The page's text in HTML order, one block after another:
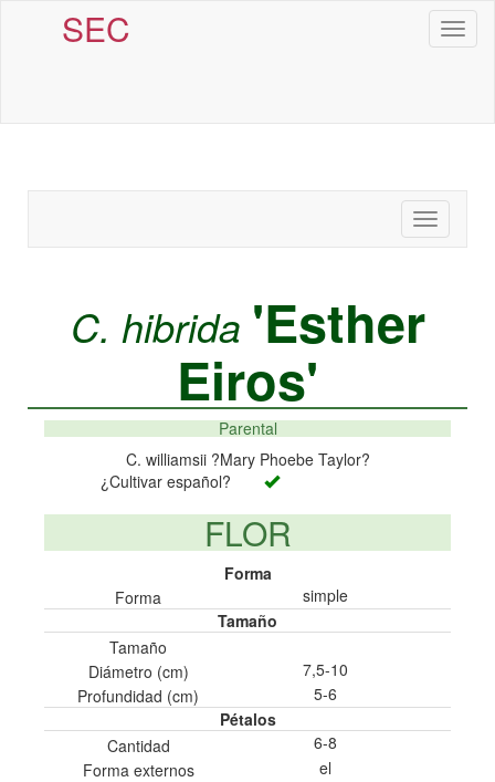
SEC
Toggle
navigation
C. hibrida 'Esther
Eiros'
Parental
C. williamsii ?Mary Phoebe Taylor?
¿Cultivar español?
FLOR
Forma
Forma
simple
Tamaño
Tamaño
Diámetro (cm)
7,5-10
Profundidad (cm)
5-6
Pétalos
Cantidad
6-8
Forma externos
el